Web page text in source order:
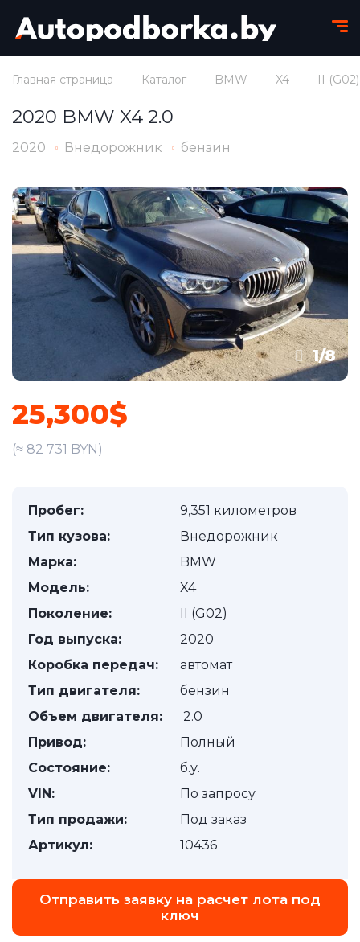
Главная страница Каталог BMW X4 II (G02)
2020 BMW X4 2.0
2020 Внедорожник бензин
1/8
25,300$
(≈ 82 731 BYN)
Пробег:
9,351 километров
Тип кузова:
Внедорожник
Марка:
BMW
Модель:
X4
Поколение:
II (G02)
Год выпуска:
2020
Коробка передач:
автомат
Тип двигателя:
бензин
Объем двигателя:
2.0
Привод:
Полный
Состояние:
б.у.
VIN:
По запросу
Тип продажи:
Под заказ
Артикул:
10436
Отправить заявку на расчет лота под
ключ